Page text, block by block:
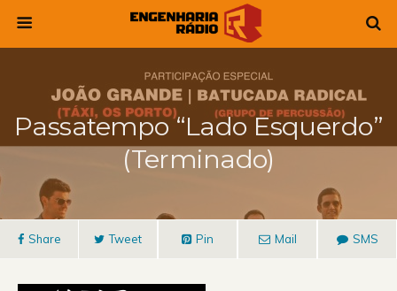
Passatempo “Lado Esquerdo”
(Terminado)
Share Tweet Pin Mail SMS